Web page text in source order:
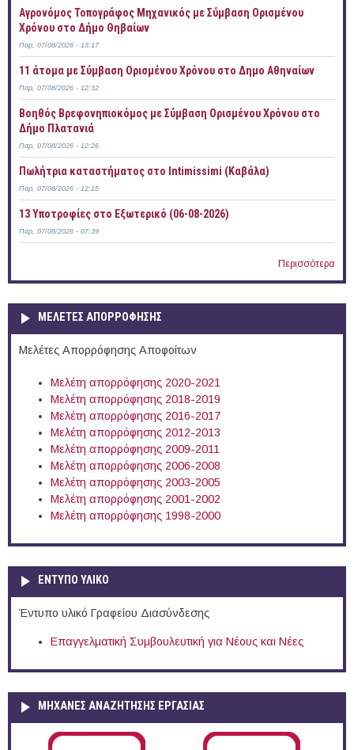
Αγρονόμος Τοπογράφος Μηχανικός με Σύμβαση Ορισμένου
Χρόνου στο Δήμο Θηβαίων
Παρ, 07/08/2026 - 13:17
11 άτομα με Σύμβαση Ορισμένου Χρόνου στο Δημο Αθηναίων
Παρ, 07/08/2026 - 12:32
Βοηθός Βρεφονηπιοκόμος με Σύμβαση Ορισμένου Χρόνου στο
Δήμο Πλατανιά
Παρ, 07/08/2026 - 12:26
Πωλήτρια καταστήματος στο Intimissimi (Καβάλα)
Παρ, 07/08/2026 - 12:15
13 Υποτροφίες στο Εξωτερικό (06-08-2026)
Παρ, 07/08/2026 - 07:39
Περισσότερα
ΜΕΛΕΤΕΣ ΑΠΟΡΡΟΦΗΣΗΣ
Μελέτες Απορρόφησης Αποφοίτων
Μελέτη απορρόφησης 2020-2021
Μελέτη απορρόφησης 2018-2019
Μελέτη απορρόφησης 2016-2017
Μελέτη απορρόφησης 2012-2013
Μελέτη απορρόφησης 2009-2011
Μελέτη απορρόφησης 2006-2008
Μελέτη απορρόφησης 2003-2005
Μελέτη απορρόφησης 2001-2002
Μελέτη απορρόφησης 1998-2000
ΕΝΤΥΠΟ ΥΛΙΚΟ
Έντυπο υλικό Γραφείου Διασύνδεσης
Επαγγελματική Συμβουλευτική για Νέους και Νέες
ΜΗΧΑΝΕΣ ΑΝΑΖΗΤΗΣΗΣ ΕΡΓΑΣΙΑΣ